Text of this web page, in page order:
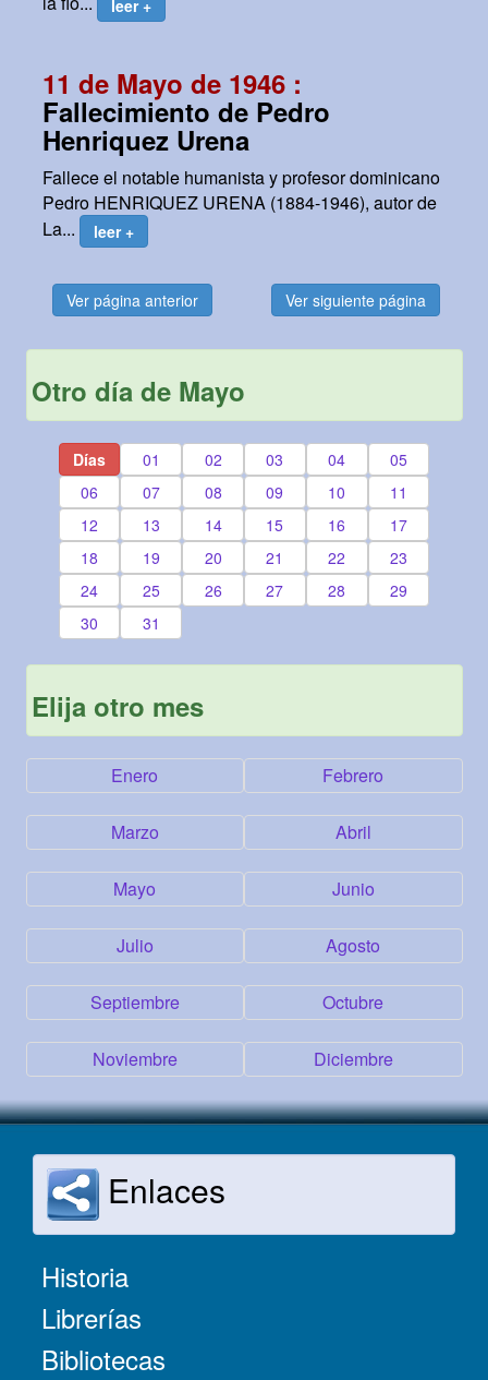
leer +
11 de Mayo de 1946 :
Fallecimiento de Pedro
Henriquez Urena
Fallece el notable humanista y profesor dominicano
Pedro HENRIQUEZ URENA (1884-1946), autor de
La...
leer +
Ver página anterior Ver siguiente página
Otro día de Mayo
Días 01 02 03 04
05
06
07 08 09 10
11
12
13 14 15 16
17
18
19 20 21 22
23
24
25 26 27 28
29
30
31
Elija otro mes
Enero Febrero
Marzo Abril
Mayo Junio
Julio Agosto
Septiembre Octubre
Noviembre Diciembre
Enlaces
Historia
Librerías
Bibliotecas